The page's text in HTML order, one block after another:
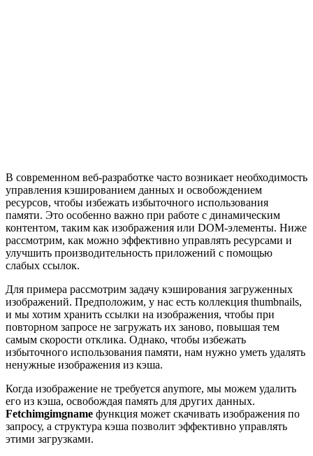
В современном веб-разработке часто возникает необходимость
управления кэшированием данных и освобождением
ресурсов, чтобы избежать избыточного использования
памяти. Это особенно важно при работе с динамическим
контентом, таким как изображения или DOM-элементы. Ниже
рассмотрим, как можно эффективно управлять ресурсами и
улучшить производительность приложений с помощью
слабых ссылок.
Для примера рассмотрим задачу кэширования загруженных
изображений. Предположим, у нас есть коллекция thumbnails,
и мы хотим хранить ссылки на изображения, чтобы при
повторном запросе не загружать их заново, повышая тем
самым скорости отклика. Однако, чтобы избежать
избыточного использования памяти, нам нужно уметь удалять
ненужные изображения из кэша.
Когда изображение не требуется anymore, мы можем удалить
его из кэша, освобождая память для других данных.
Fetchimgimgname функция может скачивать изображения по
запросу, а структура кэша позволит эффективно управлять
этими загрузками.